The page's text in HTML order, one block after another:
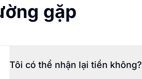
gặp
Tôi có thể nhận lại tiền không?